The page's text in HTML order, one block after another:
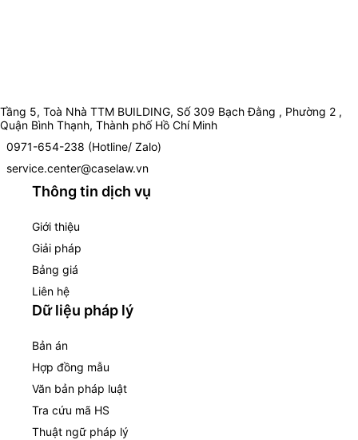
Tầng 5, Toà Nhà TTM BUILDING, Số 309 Bạch Đằng , Phường 2 ,
Quận Bình Thạnh, Thành phố Hồ Chí Minh
0971-654-238 (Hotline/ Zalo)
service.center@caselaw.vn
Thông tin dịch vụ
Giới thiệu
Giải pháp
Bảng giá
Liên hệ
Dữ liệu pháp lý
Bản án
Hợp đồng mẫu
Văn bản pháp luật
Tra cứu mã HS
Thuật ngữ pháp lý